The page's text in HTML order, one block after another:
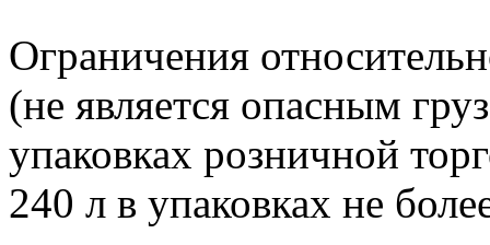
Ограничения
(не является опасным
упаковках розничной
240 л в упаковках не